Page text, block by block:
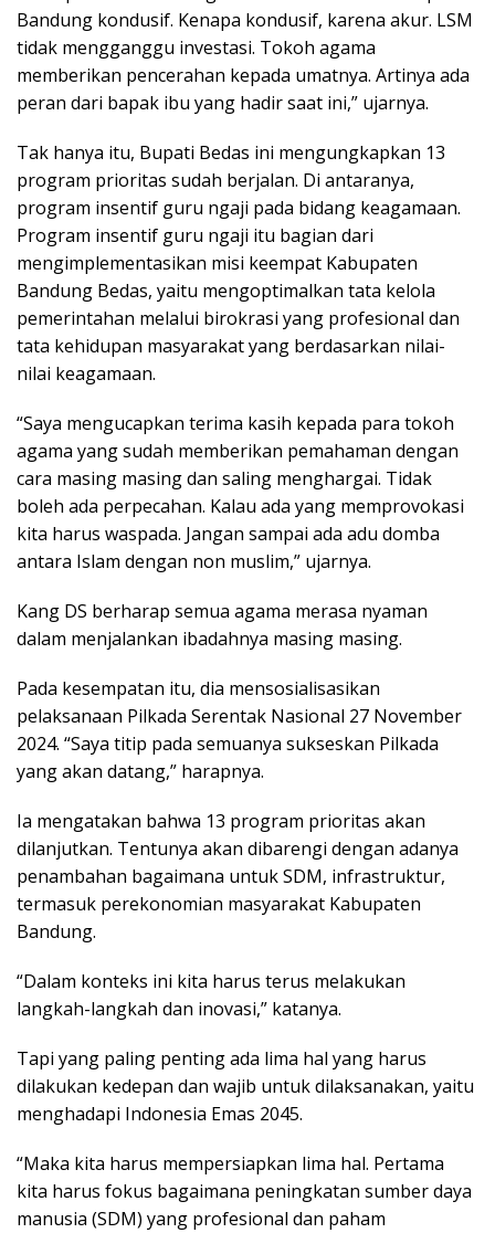
Bandung kondusif. Kenapa kondusif, karena akur. LSM
tidak mengganggu investasi. Tokoh agama
memberikan pencerahan kepada umatnya. Artinya ada
peran dari bapak ibu yang hadir saat ini,” ujarnya.
Tak hanya itu, Bupati Bedas ini mengungkapkan 13
program prioritas sudah berjalan. Di antaranya,
program insentif guru ngaji pada bidang keagamaan.
Program insentif guru ngaji itu bagian dari
mengimplementasikan misi keempat Kabupaten
Bandung Bedas, yaitu mengoptimalkan tata kelola
pemerintahan melalui birokrasi yang profesional dan
tata kehidupan masyarakat yang berdasarkan nilai-
nilai keagamaan.
“Saya mengucapkan terima kasih kepada para tokoh
agama yang sudah memberikan pemahaman dengan
cara masing masing dan saling menghargai. Tidak
boleh ada perpecahan. Kalau ada yang memprovokasi
kita harus waspada. Jangan sampai ada adu domba
antara Islam dengan non muslim,” ujarnya.
Kang DS berharap semua agama merasa nyaman
dalam menjalankan ibadahnya masing masing.
Pada kesempatan itu, dia mensosialisasikan
pelaksanaan Pilkada Serentak Nasional 27 November
2024. “Saya titip pada semuanya sukseskan Pilkada
yang akan datang,” harapnya.
Ia mengatakan bahwa 13 program prioritas akan
dilanjutkan. Tentunya akan dibarengi dengan adanya
penambahan bagaimana untuk SDM, infrastruktur,
termasuk perekonomian masyarakat Kabupaten
Bandung.
“Dalam konteks ini kita harus terus melakukan
langkah-langkah dan inovasi,” katanya.
Tapi yang paling penting ada lima hal yang harus
dilakukan kedepan dan wajib untuk dilaksanakan, yaitu
menghadapi Indonesia Emas 2045.
“Maka kita harus mempersiapkan lima hal. Pertama
kita harus fokus bagaimana peningkatan sumber daya
manusia (SDM) yang profesional dan paham